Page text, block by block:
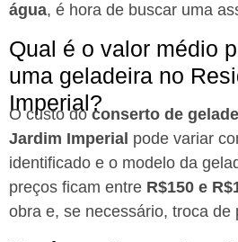
água, é hora de buscar uma
Qual é o valor médio
uma geladeira no
Imperial?
O custo do conserto de
Jardim Imperial pode variar
identificado e o modelo da
preços ficam entre R$150 e
obra e, se necessário, troca de